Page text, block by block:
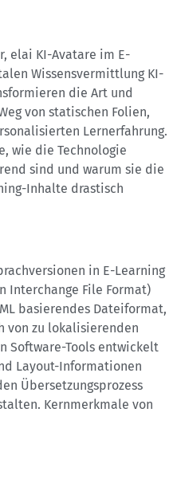
elai KI-Avatare im E-
Wissensvermittlung KI-
die Art und
von statischen Folien,
Lernerfahrung.
wie die Technologie
sind und warum sie die
Inhalte drastisch
in E-Learning
Interchange File Format)
basierendes Dateiformat,
von zu lokalisierenden
Software-Tools entwickelt
Layout-Informationen
Übersetzungsprozess
Kernmerkmale von